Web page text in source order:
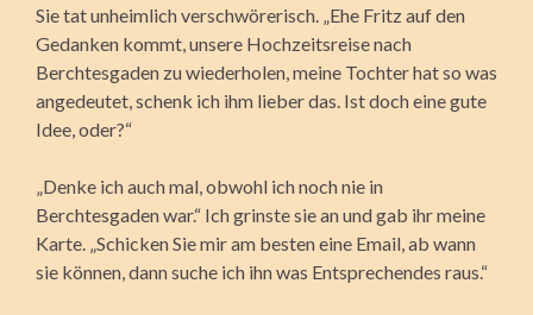
Sie tat unheimlich verschwörerisch. „Ehe Fritz auf den
Gedanken kommt, unsere Hochzeitsreise nach
Berchtesgaden zu wiederholen, meine Tochter hat so was
angedeutet, schenk ich ihm lieber das. Ist doch eine gute
Idee, oder?“
„Denke ich auch mal, obwohl ich noch nie in
Berchtesgaden war.“ Ich grinste sie an und gab ihr meine
Karte. „Schicken Sie mir am besten eine Email, ab wann
sie können, dann suche ich ihn was Entsprechendes raus.“